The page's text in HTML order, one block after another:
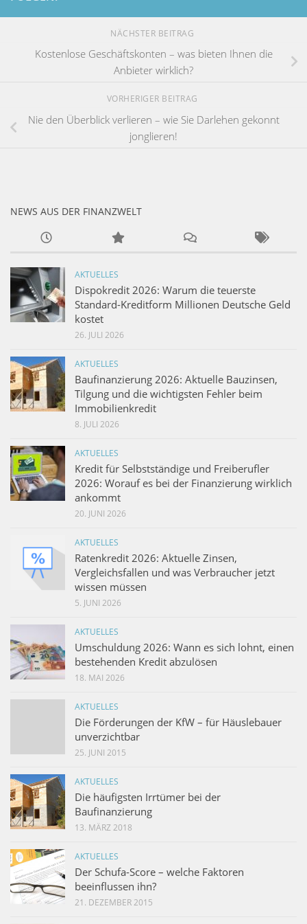
NÄCHSTER BEITRAG
Kostenlose Geschäftskonten – was bieten Ihnen die
Anbieter wirklich?
VORHERIGER BEITRAG
Nie den Überblick verlieren – wie Sie Darlehen gekonnt
jonglieren!
NEWS AUS DER FINANZWELT
AKTUELLES
Dispokredit 2026: Warum die teuerste
Standard-Kreditform Millionen Deutsche Geld
kostet
26. JULI 2026
AKTUELLES
Baufinanzierung 2026: Aktuelle Bauzinsen,
Tilgung und die wichtigsten Fehler beim
Immobilienkredit
8. JULI 2026
AKTUELLES
Kredit für Selbstständige und Freiberufler
2026: Worauf es bei der Finanzierung wirklich
ankommt
20. JUNI 2026
AKTUELLES
Ratenkredit 2026: Aktuelle Zinsen,
Vergleichsfallen und was Verbraucher jetzt
wissen müssen
5. JUNI 2026
AKTUELLES
Umschuldung 2026: Wann es sich lohnt, einen
bestehenden Kredit abzulösen
18. MAI 2026
AKTUELLES
Die Förderungen der KfW – für Häuslebauer
unverzichtbar
25. JUNI 2015
AKTUELLES
Die häufigsten Irrtümer bei der
Baufinanzierung
13. MÄRZ 2018
AKTUELLES
Der Schufa-Score – welche Faktoren
beeinflussen ihn?
21. DEZEMBER 2015